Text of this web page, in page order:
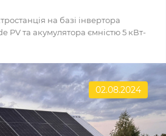
на базі інвертора
PV та акумулятора ємністю 5 кВт-
02.08.2024